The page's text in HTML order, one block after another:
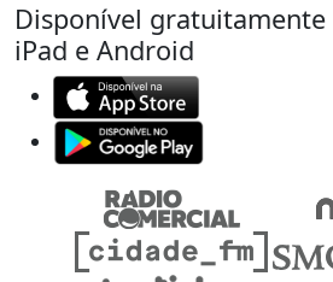
Disponível gratuitamente
iPad e Android